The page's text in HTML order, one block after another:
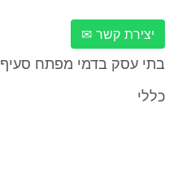
יצירת קשר ✉
בתי עסק בדמי מפתח סעיף 57 לחוק
כללי